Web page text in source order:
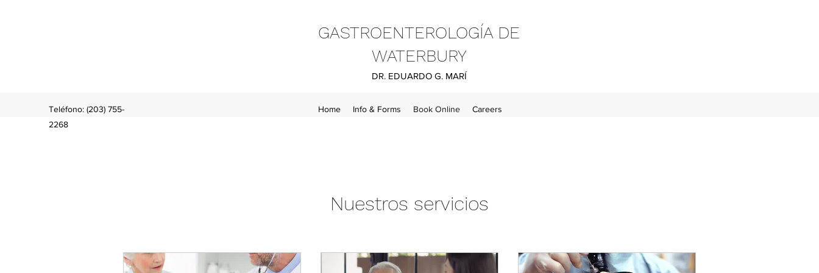
GASTROENTEROLOGÍA DE
WATERBURY
DR. EDUARDO G. MARÍ
Teléfono: (203) 755-
2268
Home Info & Forms Book Online Careers
Nuestros servicios